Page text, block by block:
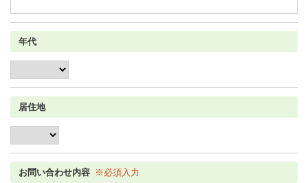
年代
居住地
お問い合わせ内容 ※必須入力